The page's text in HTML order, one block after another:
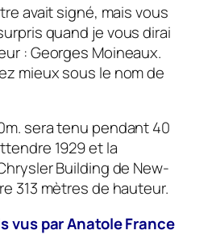
avaitsigné, maisvous
quand jevousdirai
: Georges Moineaux.
mieux sous le nom de
sera tenu pendant 40
1929et la
Building de New-
313 mètres de hauteur.
vus par Anatole France